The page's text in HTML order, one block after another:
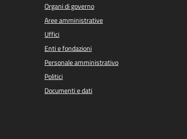
Organi di governo
Aree amministrative
Uffici
Enti e fondazioni
Personale amministrativo
Politici
Documenti e dati